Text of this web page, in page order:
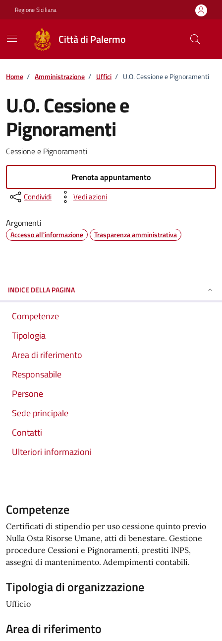
Vai ai contenuti
Vai al footer
Regione Siciliana
Città di Palermo
Home / Amministrazione / Uffici / U.O. Cessione e Pignoramenti
U.O. Cessione e
Pignoramenti
Cessione e Pignoramenti
Prenota appuntamento
Condividi Vedi azioni
Argomenti
Accesso all'informazione Trasparenza amministrativa
INDICE DELLA PAGINA
Competenze
Tipologia
Area di riferimento
Responsabile
Persone
Sede principale
Contatti
Ulteriori informazioni
Competenze
Certificati di stipendio per uso cessione quinto previo
Nulla Osta Risorse Umane, atti di benestare. Gestione
procedure Cessioni e Pignoramenti, prestiti INPS,
assegni di mantenimento. Adempimenti contabili.
Tipologia di organizzazione
Ufficio
Area di riferimento